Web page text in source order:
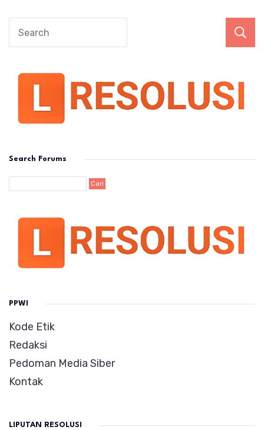
Search Forums
PPWI
Kode Etik
Redaksi
Pedoman Media Siber
Kontak
LIPUTAN RESOLUSI